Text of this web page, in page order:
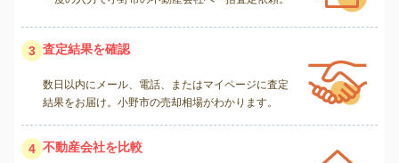
3 査定結果を確認
数日以内にメール、電話、またはマイページに査定
結果をお届け。小野市の売却相場がわかります。
4 不動産会社を比較